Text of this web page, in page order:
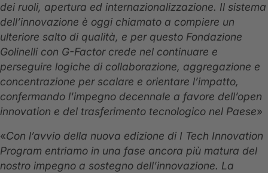
dei ruoli, apertura ed internazionalizzazione. Il sistema
dell’innovazione è oggi chiamato a compiere un
ulteriore salto di qualità, e per questo Fondazione
Golinelli con G-Factor crede nel continuare e
perseguire logiche di collaborazione, aggregazione e
concentrazione per scalare e orientare l’impatto,
confermando l'impegno decennale a favore dell’open
innovation e del trasferimento tecnologico nel Paese»
«Con l’avvio della nuova edizione di I Tech Innovation
Program entriamo in una fase ancora più matura del
nostro impegno a sostegno dell’innovazione. La